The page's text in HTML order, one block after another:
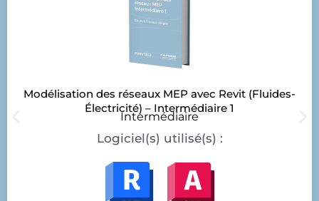
Modélisation des réseaux MEP avec Revit (Fluides-
Électricité) – Intermédiaire 1
Intermédiaire
Logiciel(s) utilisé(s) :